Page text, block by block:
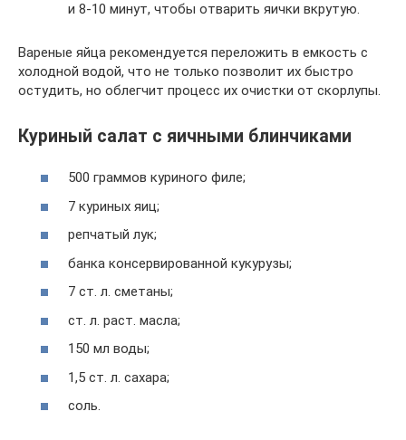
и 8-10 минут, чтобы отварить яички вкрутую.
Вареные яйца рекомендуется переложить в емкость с
холодной водой, что не только позволит их быстро
остудить, но облегчит процесс их очистки от скорлупы.
Куриный салат с яичными блинчиками
500 граммов куриного филе;
7 куриных яиц;
репчатый лук;
банка консервированной кукурузы;
7 ст. л. сметаны;
ст. л. раст. масла;
150 мл воды;
1,5 ст. л. сахара;
соль.